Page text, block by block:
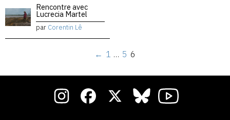
Rencontre avec
Lucrecia Martel
par Corentin Lê
← 1 … 5 6